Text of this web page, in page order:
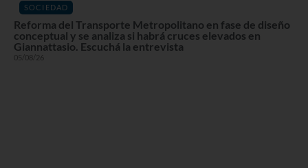
SOCIEDAD
Reforma del Transporte Metropolitano en fase de diseño
conceptual y se analiza si habrá cruces elevados en
Giannattasio. Escuchá la entrevista
05/08/26